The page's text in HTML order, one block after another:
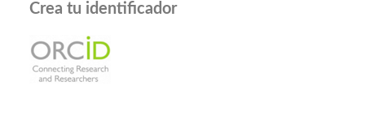
Crea tu identificador